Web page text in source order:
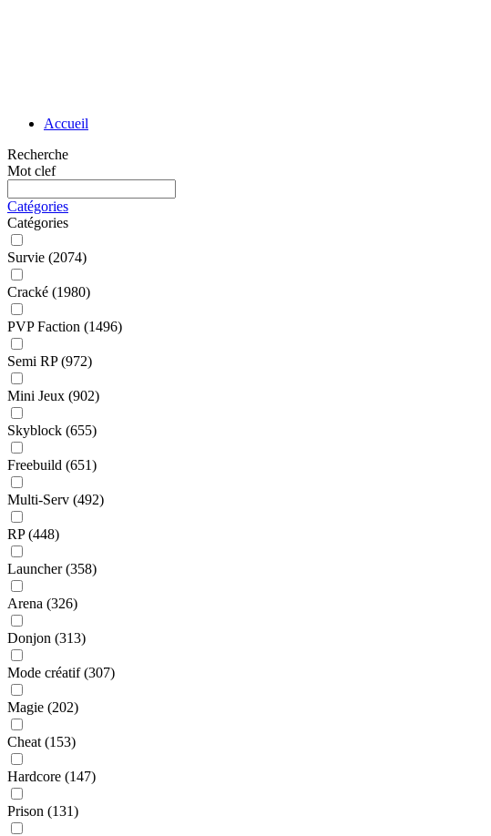
Accueil
Recherche
Mot clef
Catégories
Catégories
Survie (2074)
Cracké (1980)
PVP Faction (1496)
Semi RP(972)
Mini Jeux (902)
Skyblock (655)
Freebuild (651)
Multi-Serv (492)
RP(448)
Launcher(358)
Arena (326)
Donjon (313)
Mode créatif(307)
Magie (202)
Cheat (153)
Hardcore (147)
Prison (131)